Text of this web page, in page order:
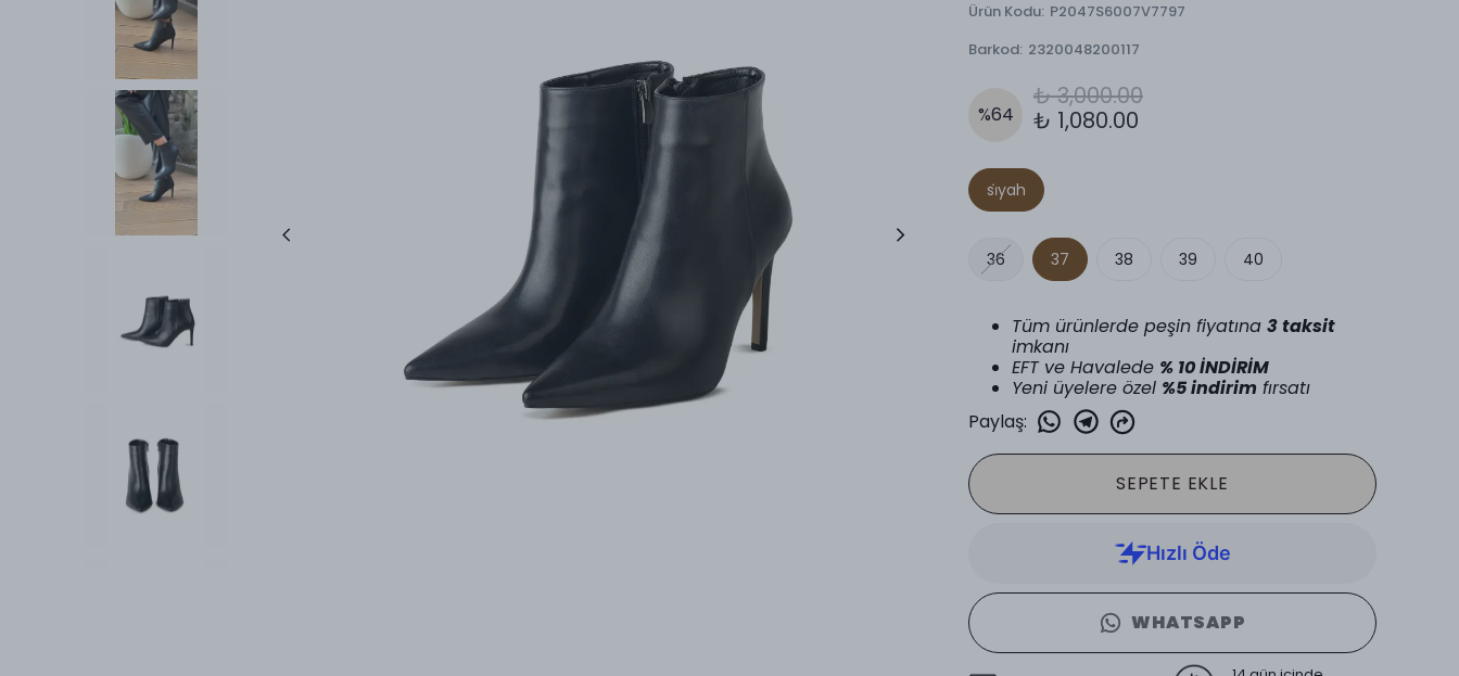
Ürün Kodu: P2047S6007V7797
Barkod: 2320048200117
%64
₺ 3,000.00
₺ 1,080.00
si̇yah
36 37 38 39 40
Tüm ürünlerde peşin fiyatına 3 taksit
imkanı
EFT ve Havalede % 10 İNDİRİM
Yeni üyelere özel %5 indirim fırsatı
Paylaş:
SEPETE EKLE
WHATSAPP